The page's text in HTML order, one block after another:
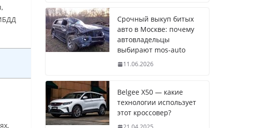
Срочный выкуп битых
авто в Москве: почему
автовладельцы
выбирают mos-auto
11.06.2026
Belgee X50 — какие
технологии использует
этот кроссовер?